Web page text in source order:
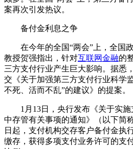
案再次引发热议。
备付金利息之争
在今年的全国“两会”上，全国政
教授贺强指出，针对互联网金融的
三方支付行业产生巨大影响。据悉
交《关于加强第三方支付行业科学
不死、活而不乱”的建议》的提案。
1月13日，央行发布《关于实施
中存管有关事项的通知》（以下简
日起，支付机构交存客户备付金执
缴存，获得多项支付业务许可的支